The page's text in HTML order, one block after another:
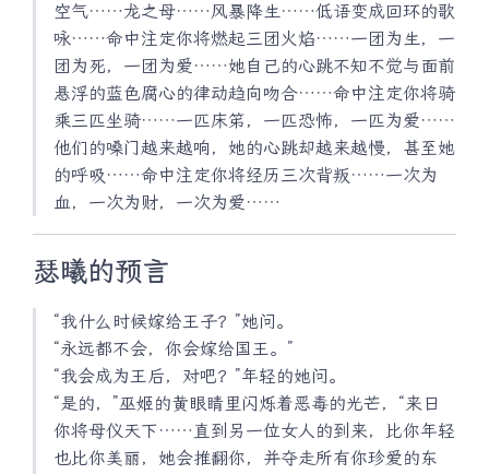
空气……龙之母……风暴降生……低语变成回环的歌
咏……命中注定你将燃起三团火焰……一团为生，一
团为死，一团为爱……她自己的心跳不知不觉与面前
悬浮的蓝色腐心的律动趋向吻合……命中注定你将骑
乘三匹坐骑……一匹床笫，一匹恐怖，一匹为爱……
他们的嗓门越来越响，她的心跳却越来越慢，甚至她
的呼吸……命中注定你将经历三次背叛……一次为
血，一次为财，一次为爱……
瑟曦的预言
“我什么时候嫁给王子？”她问。
“永远都不会，你会嫁给国王。”
“我会成为王后，对吧？”年轻的她问。
“是的，”巫姬的黄眼睛里闪烁着恶毒的光芒，“来日
你将母仪天下……直到另一位女人的到来，比你年轻
也比你美丽，她会推翻你，并夺走所有你珍爱的东